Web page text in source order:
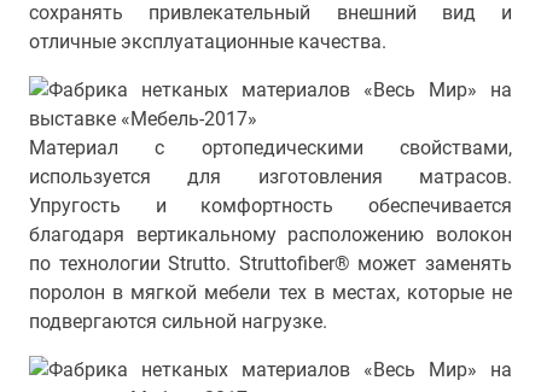
сохранять привлекательный внешний вид и
отличные эксплуатационные качества.
Материал с ортопедическими свойствами,
используется для изготовления матрасов.
Упругость и комфортность обеспечивается
благодаря вертикальному расположению волокон
по технологии Strutto. Struttofiber® может заменять
поролон в мягкой мебели тех в местах, которые не
подвергаются сильной нагрузке.